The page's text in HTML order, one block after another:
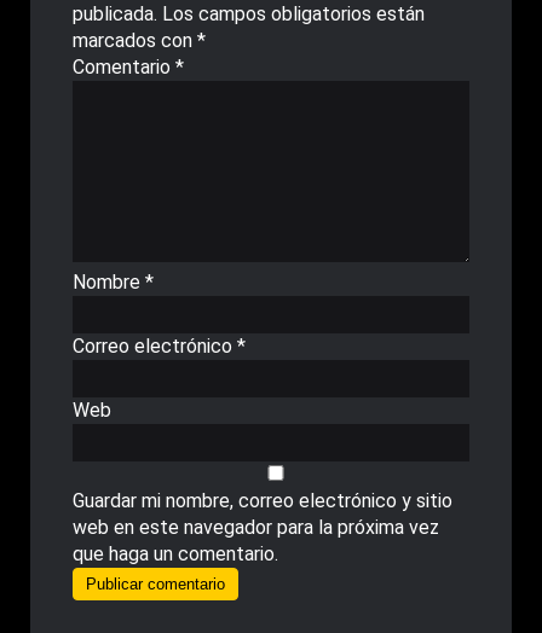
publicada. Los campos obligatorios están
marcados con *
Comentario *
Nombre *
Correo electrónico *
Web
Guardar mi nombre, correo electrónico y sitio
web en este navegador para la próxima vez
que haga un comentario.